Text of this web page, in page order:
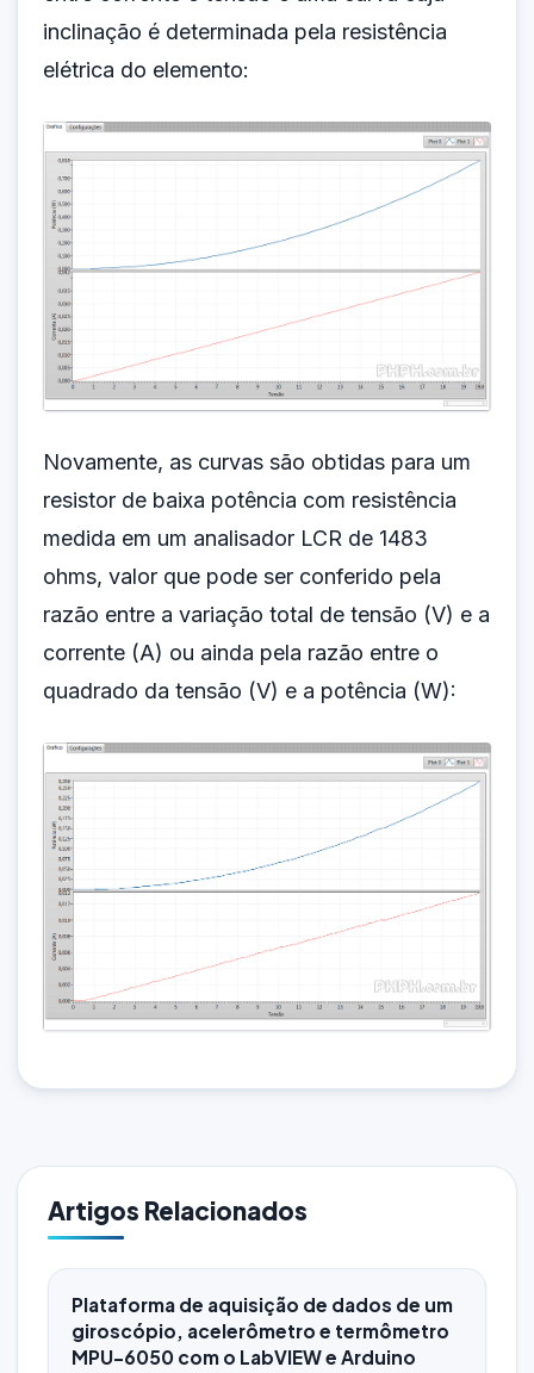
inclinação é determinada pela resistência
elétrica do elemento:
Novamente, as curvas são obtidas para um
resistor de baixa potência com resistência
medida em um analisador LCR de 1483
ohms, valor que pode ser conferido pela
razão entre a variação total de tensão (V) e a
corrente (A) ou ainda pela razão entre o
quadrado da tensão (V) e a potência (W):
Artigos Relacionados
Plataforma de aquisição de dados de um
giroscópio, acelerômetro e termômetro
MPU-6050 com o LabVIEW e Arduino